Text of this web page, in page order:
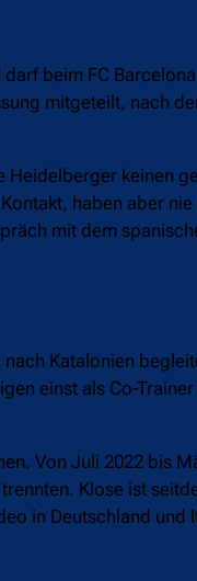
beim FC
mitgeteilt, nach
Heidelberger keinen
haben aber
mit dem
Katalonien
einst als Co-
Von Juli 2022 bis
Klose ist
in Deutschland und